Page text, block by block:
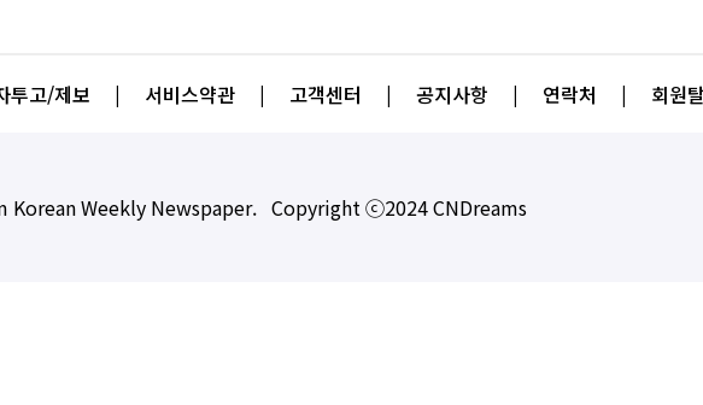
투고/제보 | 서비스약관 | 고객센터 | 공지사항 | 연락처 | 회원
Korean Weekly Newspaper. Copyright ⓒ2024 CNDreams